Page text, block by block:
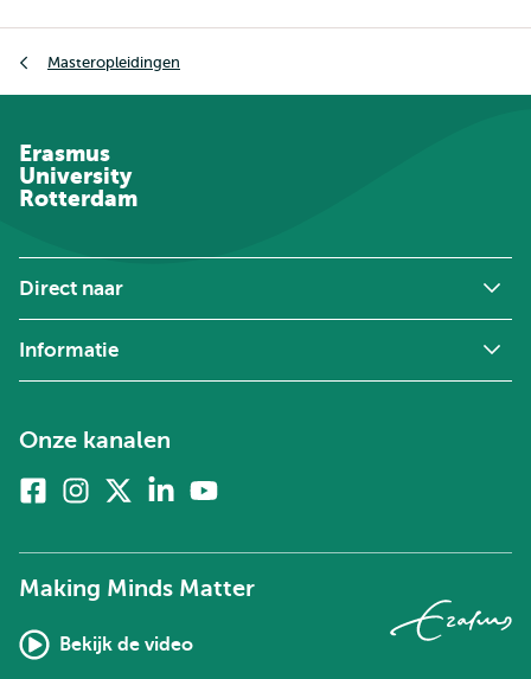
Masteropleidingen
Erasmus
University
Rotterdam
Direct naar
Informatie
Onze kanalen
FacebookInstagram
twitter)
Linkedin
Making Minds Matter
Bekijk de video